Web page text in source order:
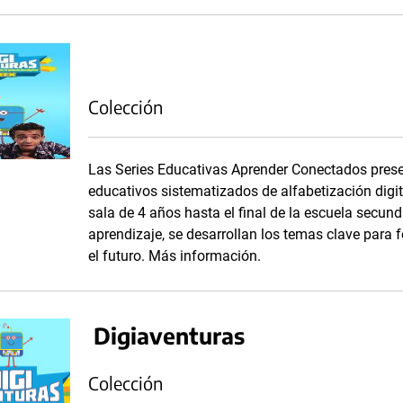
Colección
Las Series Educativas Aprender Conectados
educativos sistematizados de alfabetización
sala de 4 años hasta el final de la escuela
aprendizaje, se desarrollan los temas clave
el futuro. Más información.
Digiaventuras
Colección